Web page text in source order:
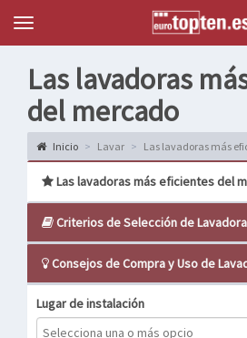
Topten
Menu
Las lavadoras
del mercado
Inicio Lavar Las lavadoras más
Las lavadoras más eficientes del
Criterios de Selección de
Consejos de Compra y Uso de
Lugar de instalación